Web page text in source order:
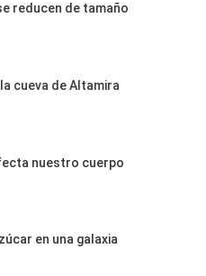
reducen de tamaño
cueva de Altamira
nuestro cuerpo
en una galaxia